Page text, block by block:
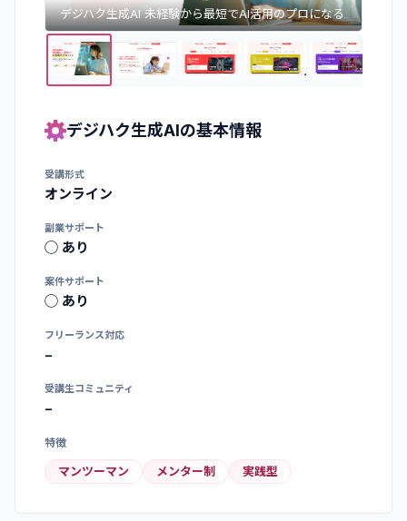
デジハク生成AI 未経験から最短でAI活用のプロになる
デジハク生成AIの基本情報
受講形式
オンライン
副業サポート
◯ あり
案件サポート
◯ あり
フリーランス対応
−
受講生コミュニティ
−
特徴
マンツーマン メンター制 実践型